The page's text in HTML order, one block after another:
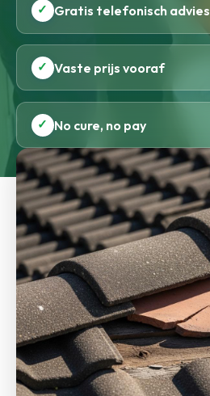
✓ Gratis telefonisch advies
✓ Vaste prijs vooraf
✓ No cure, no pay